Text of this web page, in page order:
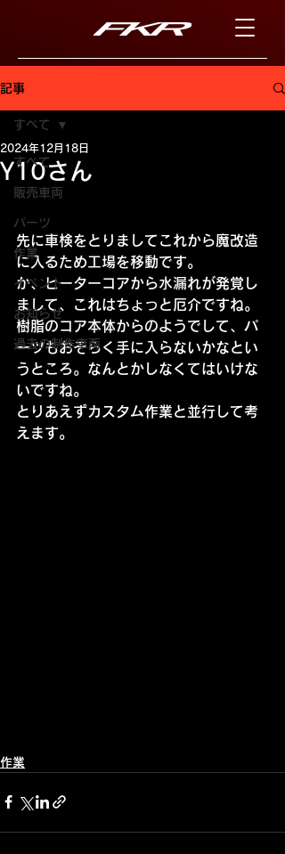
記事
すべて
販売車両
パーツ
作業
イベント
お知らせ
過去の制作車両
すべて
Y10さん
2024年12月18日
先に車検をとりましてこれから魔改造
に入るため工場を移動です。
か、ヒーターコアから水漏れが発覚し
まして、これはちょっと厄介ですね。
樹脂のコア本体からのようでして、パ
ーツもおそらく手に入らないかなとい
うところ。なんとかしなくてはいけな
いですね。
とりあえずカスタム作業と並行して考
えます。
作業